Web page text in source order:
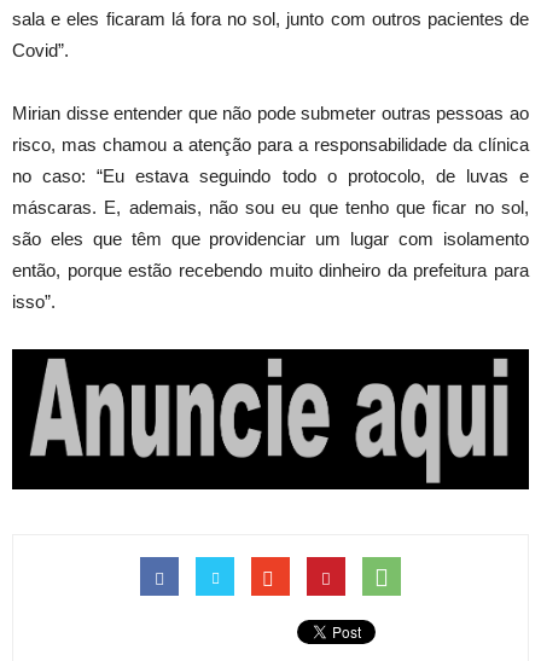
sala e eles ficaram lá fora no sol, junto com outros pacientes de
Covid”.
Mirian disse entender que não pode submeter outras pessoas ao
risco, mas chamou a atenção para a responsabilidade da clínica
no caso: “Eu estava seguindo todo o protocolo, de luvas e
máscaras. E, ademais, não sou eu que tenho que ficar no sol,
são eles que têm que providenciar um lugar com isolamento
então, porque estão recebendo muito dinheiro da prefeitura para
isso”.